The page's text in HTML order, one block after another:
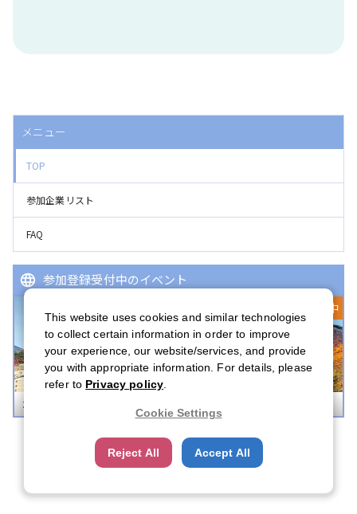
メニュー
TOP
参加企業リスト
FAQ
参加登録受付中のイベント
登録受付中
ボストンキャリアフォーラム 2026
This website uses cookies and similar technologies
to collect certain information in order to improve
your experience, our website/services, and provide
you with appropriate information. For details, please
refer to Privacy policy
Cookie Settings
Reject All Accept All